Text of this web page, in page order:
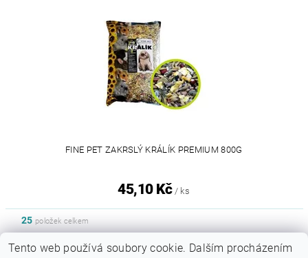
FINE PET ZAKRSLÝ KRÁLÍK PREMIUM 800G
45,10 Kč / ks
25 položek celkem
Tento web používá soubory cookie. Dalším procházením